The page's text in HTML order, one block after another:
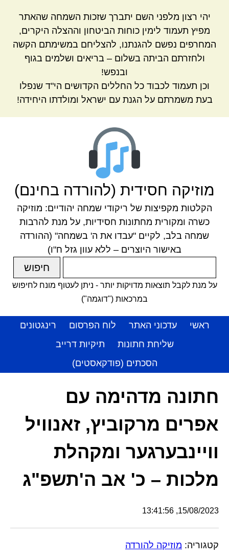
יהי רצון מלפני השם יתברך שזכות השמחה שהאתר
מפיץ תעמוד לימין כוחות הביטחון וההצלה היקרים,
המחרפים נפשם להגנתנו, להצליחם במשימתם הקשה
ולחזרתם הביתה בשלום – בריאים ושלמים בגוף
ובנפש!
וכן תעמוד לכבוד כל החללים הקדושים הי"ד שנפלו
בעת משמרתם על הגנת עם ישראל ומולדתו היחידה!
מוזיקה חסידית (להורדה בחינם)
הקלטות מקפיצות של ריקודי שמחה יהודיים: מוזיקה
כשרה ומקורית מחתונות חסידיות, על מנת להרבות
שמחה בלב, לקיים "עבדו את ה' בשמחה" (ההורדה
באישור היוצרים – ללא עוון גזל ח"ו)
על מנת לקבל תוצאות מדויקות יותר - ניתן לעטוף מונח לחיפוש
במרכאות ("דוגמה")
ראשי עדכוני האתר לוח הפרסום
רינגטונים
שליחת חתונות
תיקיות דרייב
הסכתים (פודקאסטים)
חתונה מדהימה עם
אפרים מרקוביץ, זאנוויל
וויינבערגער ומקהלת
מלכות – כ' אב ה'תשפ"ג
15/08/2023, 13:41:56
קטגוריה: מוזיקה להורדה